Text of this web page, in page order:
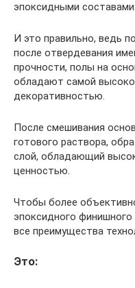
эпоксидными составами.
И это правильно, ведь
после отвердевания
прочности, полы на
обладают самой
декоративностью.
После смешивания
готового раствора,
слой, обладающий
ценностью.
Чтобы более
эпоксидного
все преимущества
Это: